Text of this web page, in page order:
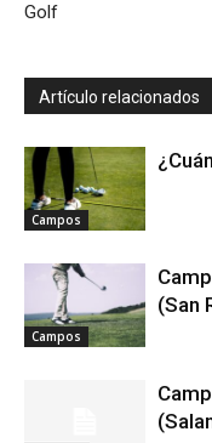
Golf
Artículo relacionados
Campos
Campos
(San